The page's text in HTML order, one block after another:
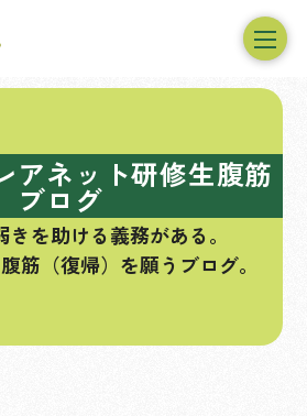
アネット研修生腹筋
ブログ
を助ける義務がある。
筋（復帰）を願うブログ。